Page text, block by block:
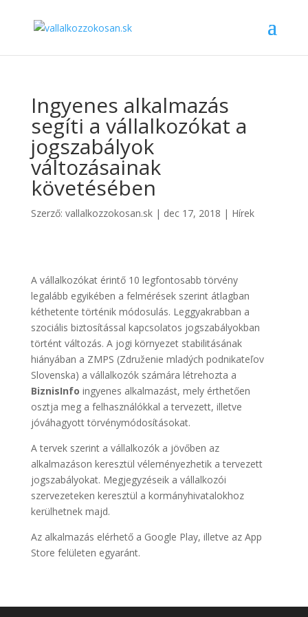
Ingyenes alkalmazás
segíti a vállalkozókat a
jogszabályok
változásainak
követésében
Szerző: vallalkozzokosan.sk| dec 17, 2018 | Hírek
A vállalkozókat érintő 10 legfontosabb törvény
legalább egyikében a felmérések szerint átlagban
kéthetente történik módosulás. Leggyakrabban a
szociális biztosítással kapcsolatos jogszabályokban
történt változás. A jogi környezet stabilitásának
hiányában a ZMPS (Združenie mladých podnikateľov
Slovenska) a vállalkozók számára létrehozta a
BiznisInfo ingyenes alkalmazást, mely érthetően
osztja meg a felhasználókkal a tervezett, illetve
jóváhagyott törvénymódosításokat.
A tervek szerint a vállalkozók a jövőben az
alkalmazáson keresztül véleményezhetik a tervezett
jogszabályokat. Megjegyzéseik a vállalkozói
szervezeteken keresztül a kormányhivatalokhoz
kerülhetnek majd.
Az alkalmazás elérhető a Google Play, illetve az App
Store felületen egyaránt.